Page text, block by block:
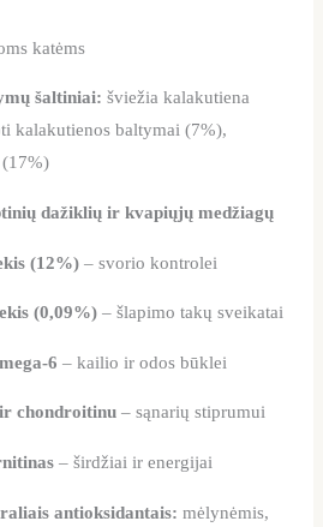
katėms
šaltiniai: šviežia kalakutiena
kalakutienos baltymai (7%),
dažiklių ir kvapiųjų medžiagų
(12%) – svorio kontrolei
(0,09%) – šlapimo takų sveikatai
6 – kailio ir odos būklei
chondroitinu – sąnarių stiprumui
– širdžiai ir energijai
antioksidantais: mėlynėmis,